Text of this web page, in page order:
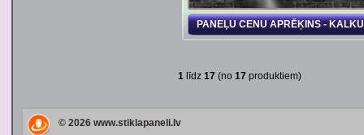
PANEĻU CENU APRĒĶINS -
1 līdz 17 (no 17 produktiem)
© 2026 www.stiklapaneli.lv